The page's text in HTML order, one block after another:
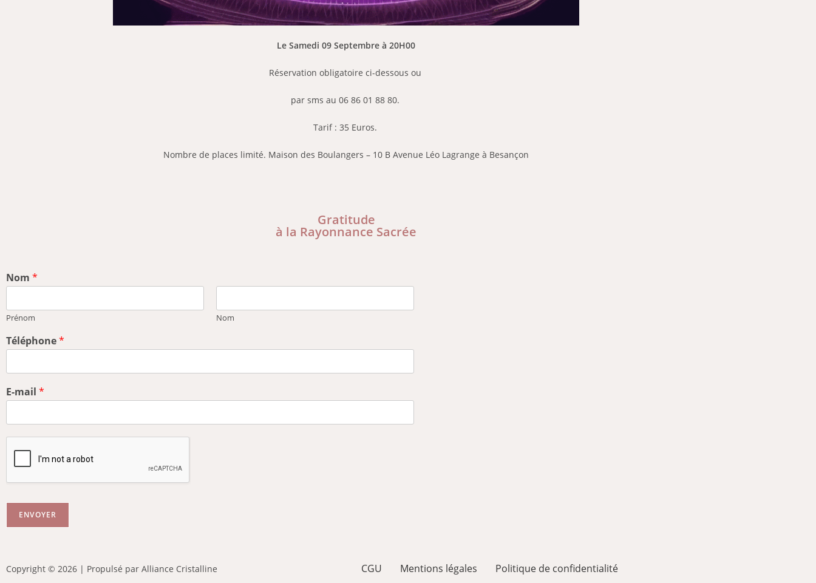
Le Samedi 09 Septembre à 20H00
Réservation obligatoire ci-dessous ou
par sms au 06 86 01 88 80.
Tarif : 35 Euros.
Nombre de places limité. Maison des Boulangers – 10 B Avenue Léo Lagrange à Besançon
Gratitude
à la Rayonnance Sacrée
Nom *
Prénom Nom
Téléphone*
E-mail *
ENVOYER
Copyright © 2026 | Propulsé par Alliance Cristalline CGU Mentions légales Politique de confidentialité